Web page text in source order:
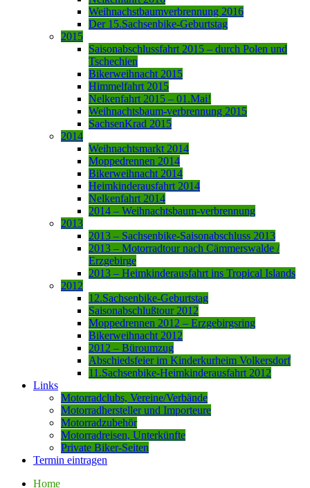
Weihnachstbaumverbrennung 2016
Der 15.Sachsenbike-Geburtstag
2015
Saisonabschlussfahrt 2015 – durch Polen und
Tschechien
Bikerweihnacht 2015
Himmelfahrt 2015
Nelkenfahrt 2015 – 01.Mai!
Weihnachtsbaum-verbrennung 2015
SachsenKrad 2015
2014
Weihnachtsmarkt 2014
Moppedrennen 2014
Bikerweihnacht 2014
Heimkinderausfahrt 2014
Nelkenfahrt 2014
2014 – Weihnachtsbaum-verbrennung
2013
2013 – Sachsenbike-Saisonabschluss 2013
2013 – Motorradtour nach Cämmerswalde /
Erzgebirge
2013 – Heimkinderausfahrt ins Tropical Islands
2012
12.Sachsenbike-Geburtstag
Saisonabschlußtour 2012
Moppedrennen 2012 – Erzgebirgsring
Bikerweihnacht 2012
2012 – Büroumzug
Abschiedsfeier im Kinderkurheim Volkersdorf
11.Sachsenbike-Heimkinderausfahrt 2012
Links
Motorradclubs, Vereine/Verbände
Motorradhersteller und Importeure
Motorradzubehör
Motorradreisen, Unterkünfte
Private Biker-Seiten
Termin eintragen
Home